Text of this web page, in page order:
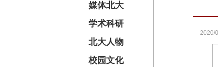
媒体北大
学术科研
北大人物
校园文化
2020/